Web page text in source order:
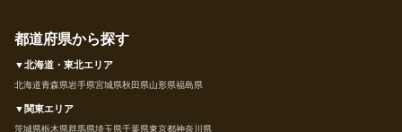
都道府県から探す
▼北海道・東北エリア
北海道青森県岩手県宮城県秋田県山形県福島県
▼関東エリア
茨城県栃木県群馬県埼玉県千葉県東京都神奈川県